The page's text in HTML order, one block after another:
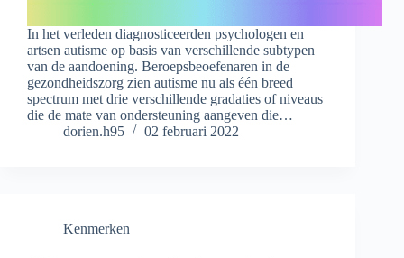
In het verleden diagnosticeerden psychologen en
artsen autisme op basis van verschillende subtypen
van de aandoening. Beroepsbeoefenaren in de
gezondheidszorg zien autisme nu als één breed
spectrum met drie verschillende gradaties of niveaus
die de mate van ondersteuning aangeven die…
dorien.h95
02 februari 2022
Kenmerken